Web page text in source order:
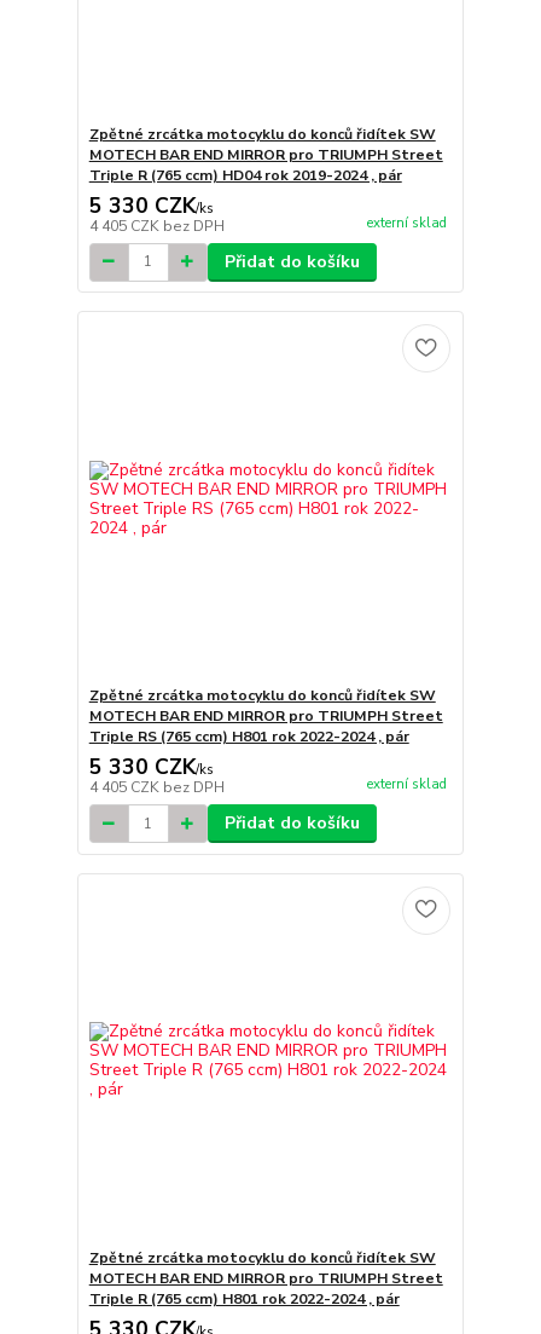
Zpětné zrcátka motocyklu do konců řidítek SW
MOTECH BAR END MIRROR pro TRIUMPH Street
Triple R (765 ccm) HD04 rok 2019-2024 , pár
5 330 CZK/ks
4 405 CZK bez DPH externí sklad
Přidat do košíku
Zpětné zrcátka motocyklu do konců řidítek SW
MOTECH BAR END MIRROR pro TRIUMPH Street
Triple RS (765 ccm) H801 rok 2022-2024 , pár
5 330 CZK/ks
4 405 CZK bez DPH externí sklad
Přidat do košíku
Zpětné zrcátka motocyklu do konců řidítek SW
MOTECH BAR END MIRROR pro TRIUMPH Street
Triple R (765 ccm) H801 rok 2022-2024 , pár